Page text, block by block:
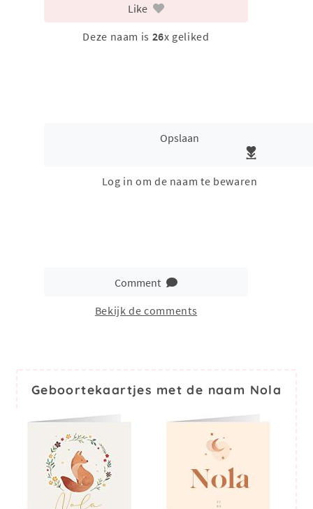
Like
Deze naam is 26x geliked
Opslaan
Log in om de naam te bewaren
Comment
Bekijk de comments
Geboortekaartjes met de naam Nola